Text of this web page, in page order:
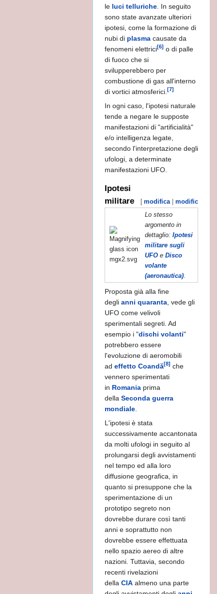
le luci telluriche . In seguito
sono state avanzate ulteriori
ipotesi, come la formazione di
nubi di plasma causate da
fenomeni elettrici[6] o di palle
di fuoco che si
svilupperebbero per
combustione di gas all'interno
di vortici atmosferici. [7]
In ogni caso, l'ipotesi naturale
tende a negare le supposte
manifestazioni di "artificialità"
e/o intelligenza legate,
secondo l'interpretazione degli
ufologi, a determinate
manifestazioni UFO.
Ipotesi
militare
[ modifica |modifica
Lo stesso
argomento in
dettaglio: Ipotesi
militare sugli
UFO e Disco
volante
(aeronautica)
Proposta già alla fine
degli anni quaranta , vede gli
UFO come velivoli
sperimentali segreti. Ad
esempio i "dischi volanti"
potrebbero essere
l'evoluzione di aeromobili
ad effetto Coandă[8] che
vennero sperimentati
in Romania prima
della Seconda guerra
mondiale
L'ipotesi è stata
successivamente accantonata
da molti ufologi in seguito al
prolungarsi degli avvistamenti
nel tempo ed alla loro
diffusione geografica, in
quanto si presuppone che la
sperimentazione di un
prototipo segreto non
dovrebbe durare così tanti
anni e soprattutto non
dovrebbe essere effettuata
nello spazio aereo di altre
nazioni. Tuttavia, secondo
recenti rivelazioni
della CIA almeno una parte
PER "FABBRICARE" L'UOMO?